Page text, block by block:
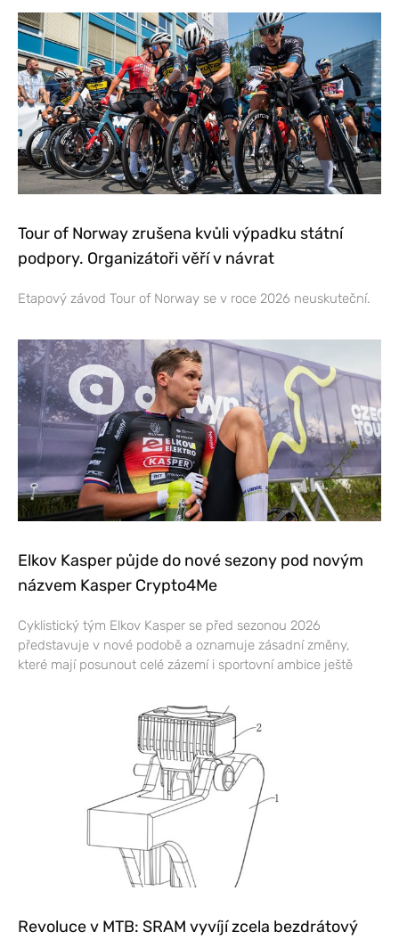
Tour of Norway zrušena kvůli výpadku státní
podpory. Organizátoři věří v návrat
Etapový závod Tour of Norway se v roce 2026 neuskuteční.
Elkov Kasper půjde do nové sezony pod novým
názvem Kasper Crypto4Me
Cyklistický tým Elkov Kasper se před sezonou 2026
představuje v nové podobě a oznamuje zásadní změny,
které mají posunout celé zázemí i sportovní ambice ještě
Revoluce v MTB: SRAM vyvíjí zcela bezdrátový